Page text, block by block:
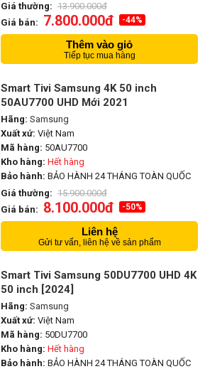
Giá thường: 13.900.000đ
Giá bán: 7.800.000đ -44%
Thêm vào giỏ
Tiếp tục mua hàng
Smart Tivi Samsung 4K 50 inch
50AU7700 UHD Mới 2021
Hãng: Samsung
Xuất xứ: Việt Nam
Mã hàng: 50AU7700
Kho hàng: Hết hàng
Bảo hành: BẢO HÀNH 24 THÁNG TOÀN QUỐC
Giá thường: 15.900.000đ
Giá bán: 8.100.000đ -50%
Liên hệ
Gửi tư vấn, liên hệ về sản phẩm
Smart Tivi Samsung 50DU7700 UHD 4K
50 inch [2024]
Hãng: Samsung
Xuất xứ: Việt Nam
Mã hàng: 50DU7700
Kho hàng: Hết hàng
Bảo hành: BẢO HÀNH 24 THÁNG TOÀN QUỐC